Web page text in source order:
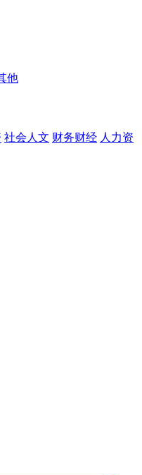
他
社会人文 财务财经 人力资